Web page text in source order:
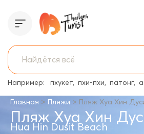
Например: пхукет пхи-пхи патонг
Главная > Пляжи > Пляж Хуа Хин
Пляж Хуа Хин
Hua Hin Dusit Beach